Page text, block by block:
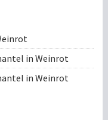
in Weinrot
in Weinrot